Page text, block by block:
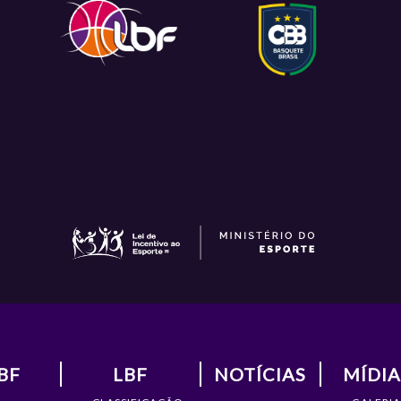
LBF NOTÍCIAS MÍDIA